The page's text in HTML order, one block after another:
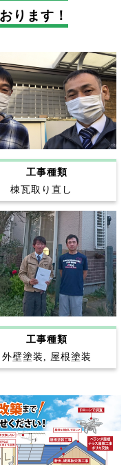
ります！
工事種類
棟瓦取り直し
工事種類
外壁塗装, 屋根塗装